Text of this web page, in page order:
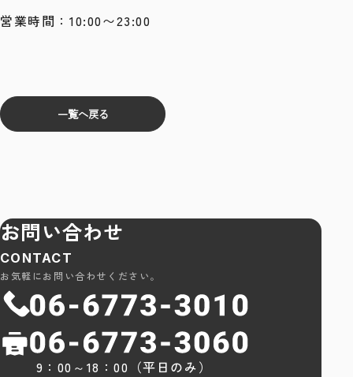
営業時間：10:00〜23:00
一覧へ戻る
お問い合わせ
CONTACT
お気軽にお問い合わせください。
9：00～18：00（平日のみ）